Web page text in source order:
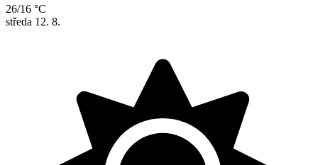
26/16 °C
středa 12. 8.